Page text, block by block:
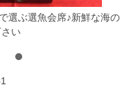
選ぶ選魚会席♪新鮮な海の
い